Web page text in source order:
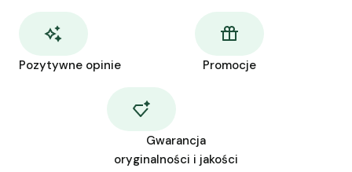
Pozytywne opinie Promocje
Gwarancja
oryginalności i jakości